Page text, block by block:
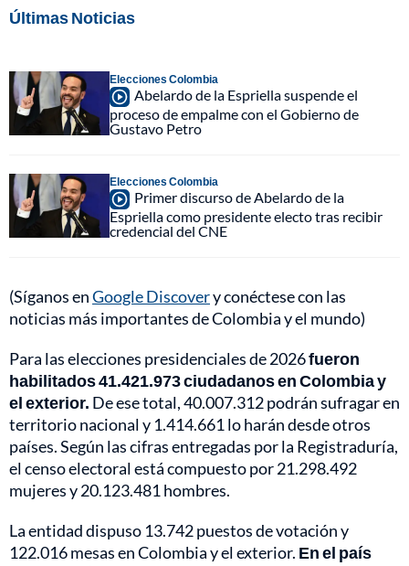
Últimas Noticias
Elecciones Colombia
Abelardo de la Espriella suspende el
proceso de empalme con el Gobierno de
Gustavo Petro
Elecciones Colombia
Primer discurso de Abelardo de la
Espriella como presidente electo tras recibir
credencial del CNE
(Síganos enGoogle Discovery conéctese con las
noticias más importantes de Colombia y el mundo)
Para las elecciones presidenciales de 2026fueron
habilitados 41.421.973 ciudadanos en Colombia y
el exterior. De ese total, 40.007.312 podrán sufragar en
territorio nacional y 1.414.661 lo harán desde otros
países. Según las cifras entregadas por la Registraduría,
el censo electoral está compuesto por 21.298.492
mujeres y 20.123.481 hombres.
La entidad dispuso 13.742 puestos de votación y
122.016 mesas en Colombia y el exterior. En el país